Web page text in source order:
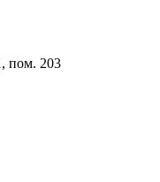
пом. 203